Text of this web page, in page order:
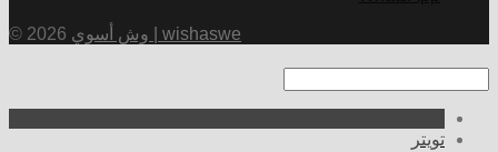
© 2026 وش أسوي | wishaswe
تويتر